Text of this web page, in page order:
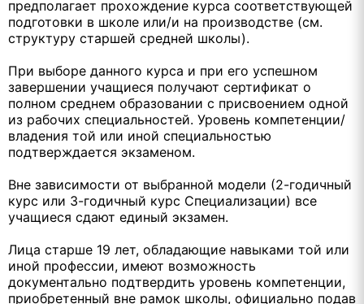
предполагает прохождение курса соответствующей
подготовки в школе или/и на производстве (см.
структуру старшей средней школы).
При выборе данного курса и при его успешном
завершении учащиеся получают сертификат о
полном среднем образовании с присвоением одной
из рабочих специальностей. Уровень компетенции/
владения той или иной специальностью
подтверждается экзаменом.
Вне зависимости от выбранной модели (2-годичный
курс или 3-годичный курс Специализации) все
учащиеся сдают единый экзамен.
Лица старше 19 лет, обладающие навыками той или
иной профессии, имеют возможность
документально подтвердить уровень компетенции,
приобретенный вне рамок школы, официально подав